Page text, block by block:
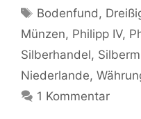
Schlagwörter
Bodenfund ,
Münzen, Philipp IV,
Silberhandel,
Niederlande,
1 Kommentar